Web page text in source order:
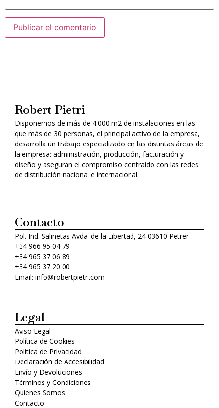
Robert Pietri
Disponemos de más de 4.000 m2 de instalaciones en las
que más de 30 personas, el principal activo de la empresa,
desarrolla un trabajo especializado en las distintas áreas de
la empresa: administración, producción, facturación y
diseño y aseguran el compromiso contraído con las redes
de distribución nacional e internacional.
Contacto
Pol. Ind. Salinetas Avda. de la Libertad, 24 03610 Petrer
+34 966 95 04 79
+34 965 37 06 89
+34 965 37 20 00
Email: info@robertpietri.com
Legal
Aviso Legal
Política de Cookies
Política de Privacidad
Declaración de Accesibilidad
Envío y Devoluciones
Términos y Condiciones
Quienes Somos
Contacto